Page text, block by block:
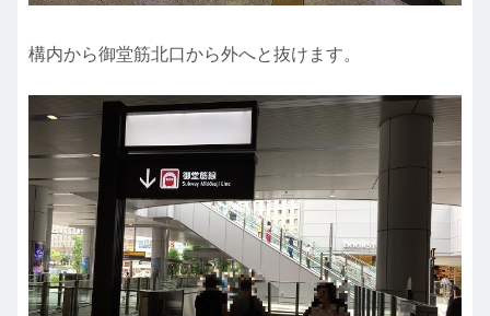
構内から御堂筋北口から外へと抜けます。